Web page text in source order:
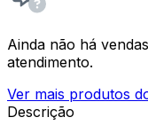
Ainda não há
atendimento.
Ver mais produtos
Descrição